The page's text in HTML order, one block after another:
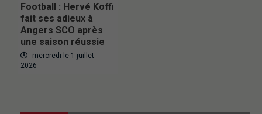
Football : Hervé Koffi
fait ses adieux à
Angers SCO après
une saison réussie
mercredi le 1 juillet
2026